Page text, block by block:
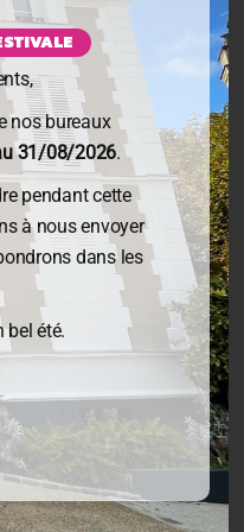
& Financier
RDV
nos bureaux
31/08/2026.
pendant cette
à nous envoyer
dans les
bel été.